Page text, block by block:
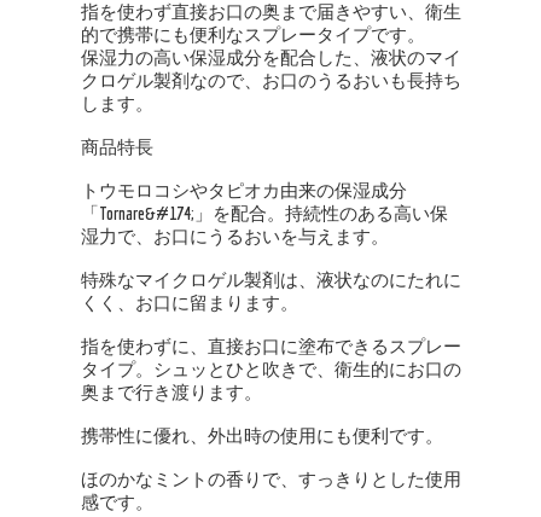
指を使わず直接お口の奥まで届きやすい、衛生
的で携帯にも便利なスプレータイプです。
保湿力の高い保湿成分を配合した、液状のマイ
クロゲル製剤なので、お口のうるおいも長持ち
します。
商品特長
トウモロコシやタピオカ由来の保湿成分
「Tornare&#174;」を配合。持続性のある高い保
湿力で、お口にうるおいを与えます。
特殊なマイクロゲル製剤は、液状なのにたれに
くく、お口に留まります。
指を使わずに、直接お口に塗布できるスプレー
タイプ。シュッとひと吹きで、衛生的にお口の
奥まで行き渡ります。
携帯性に優れ、外出時の使用にも便利です。
ほのかなミントの香りで、すっきりとした使用
感です。